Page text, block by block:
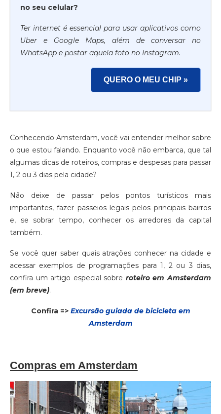
no seu celular?
Ter internet é essencial para usar aplicativos como
Uber e Google Maps, além de conversar no
WhatsApp e postar aquela foto no Instagram.
QUERO O MEU CHIP »
Conhecendo Amsterdam, você vai entender melhor sobre
o que estou falando. Enquanto você não embarca, que tal
algumas dicas de roteiros, compras e despesas para passar
1, 2 ou 3 dias pela cidade?
Não deixe de passar pelos pontos turísticos mais
importantes, fazer passeios legais pelos principais bairros
e, se sobrar tempo, conhecer os arredores da capital
também.
Se você quer saber quais atrações conhecer na cidade e
acessar exemplos de programações para 1, 2 ou 3 dias,
confira um artigo especial sobre roteiro em Amsterdam
(em breve).
Confira => Excursão guiada de bicicleta em
Amsterdam
Compras em Amsterdam